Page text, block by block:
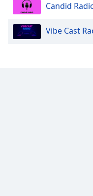
Opacity
Candid
Vibe Cast